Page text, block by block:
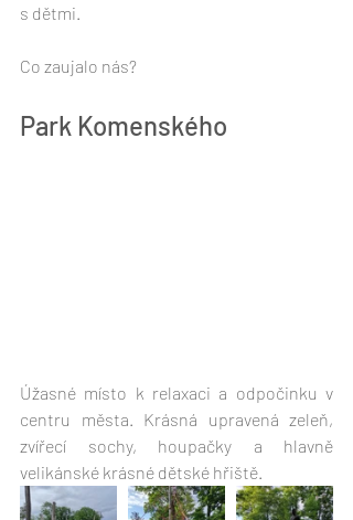
s dětmi.
Co zaujalo nás?
Park Komenského
Úžasné místo k relaxaci a odpočinku v
centru města. Krásná upravená zeleň,
zvířecí sochy, houpačky a hlavně
velikánské krásné dětské hřiště.